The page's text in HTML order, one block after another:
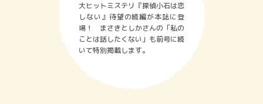
大ヒットミステリ『探偵小石は恋
しない』待望の続編が本誌に登
場！ まさきとしかさんの「私の
ことは話したくない」も前号に続
いて特別掲載します。